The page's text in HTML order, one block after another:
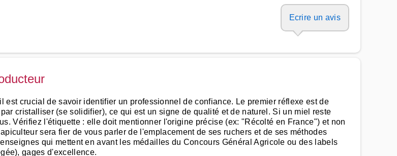
Ecrire un avis
crucial de savoir identifier un professionnel de confiance. Le premier réflexe est de
cristalliser (se solidifier), ce qui est un signe de qualité et de naturel. Si un miel reste
Vérifiez l'étiquette : elle doit mentionner l'origine précise (ex: "Récolté en France") et non
sera fier de vous parler de l'emplacement de ses ruchers et de ses méthodes
qui mettent en avant les médailles du Concours Général Agricole ou des labels
gages d'excellence.